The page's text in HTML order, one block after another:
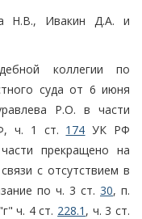
Н.В., Ивакин Д.А. и
коллегии по
суда от 6 июня
Р.О. в части
ч. 1 ст. 174 УК РФ
прекращено на
с отсутствием в
по ч. 3 ст. 30, п.
ч. 4 ст. 228.1 , ч. 3 ст.